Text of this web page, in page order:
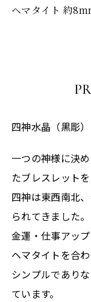
ヘマタイト 約
四神水晶（黒彫
一つの神様に決
たブレスレット
四神は東西南北
られてきました。
金運・仕事アッ
ヘマタイトを合
シンプルであり
ています。